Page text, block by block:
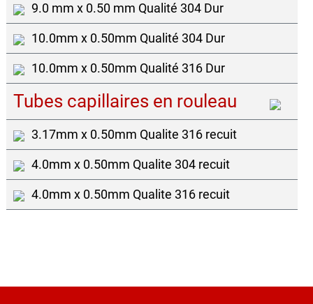
9.0 mm x 0.50 mm Qualité 304 Dur
10.0mm x 0.50mm Qualité 304 Dur
10.0mm x 0.50mm Qualité 316 Dur
Tubes capillaires en rouleau
3.17mm x 0.50mm Qualite 316 recuit
4.0mm x 0.50mm Qualite 304 recuit
4.0mm x 0.50mm Qualite 316 recuit